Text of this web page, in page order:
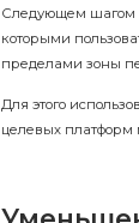
Следующем шагом
которыми
пределами зоны
Для этого
целевых платформ